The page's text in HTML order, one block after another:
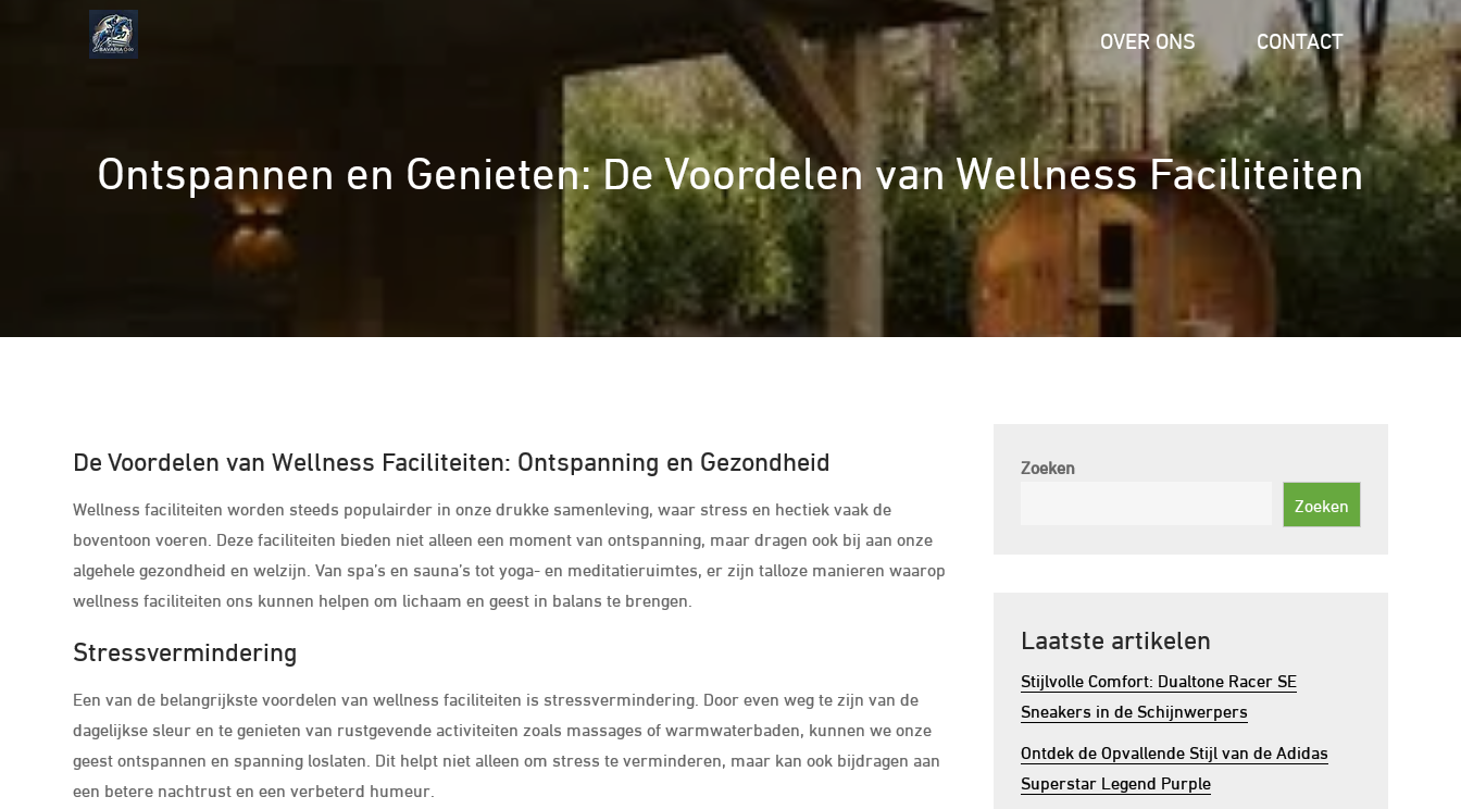
OVER ONS CONTACT
Ontspannen en Genieten: De Voordelen van Wellness Faciliteiten
De Voordelen van Wellness Faciliteiten: Ontspanning en Gezondheid
Wellness faciliteiten worden steeds populairder in onze drukke samenleving, waar stress en hectiek vaak de
boventoon voeren. Deze faciliteiten bieden niet alleen een moment van ontspanning, maar dragen ook bij aan onze
algehele gezondheid en welzijn. Van spa’s en sauna’s tot yoga- en meditatieruimtes, er zijn talloze manieren waarop
wellness faciliteiten ons kunnen helpen om lichaam en geest in balans te brengen.
Stressvermindering
Een van de belangrijkste voordelen van wellness faciliteiten is stressvermindering. Door even weg te zijn van de
dagelijkse sleur en te genieten van rustgevende activiteiten zoals massages of warmwaterbaden, kunnen we onze
geest ontspannen en spanning loslaten. Dit helpt niet alleen om stress te verminderen, maar kan ook bijdragen aan
een betere nachtrust en een verbeterd humeur.
Zoeken
Zoeken
Laatste artikelen
Stijlvolle Comfort: Dualtone Racer SE
Sneakers in de Schijnwerpers
Ontdek de Opvallende Stijl van de Adidas
Superstar Legend Purple